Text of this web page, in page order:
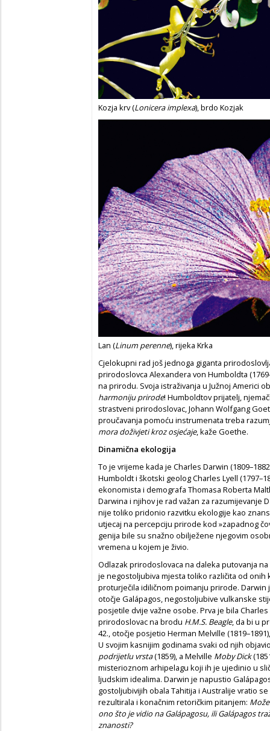
Kozja krv (Lonicera implexa), brdo Kozjak
Lan (Linum perenne), rijeka Krka
Cjelokupni rad još jednoga giganta
prirodoslovca Alexandera von Humboldta
na prirodu. Svoja istraživanja u Južnoj Americi
harmoniju prirode! Humboldtov prijatelj,
strastveni prirodoslovac, Johann Wolfgang
proučavanja pomoću instrumenata treba
mora doživjeti kroz osjećaje, kaže Goethe.
Dinamična ekologija
To je vrijeme kada je Charles Darwin
Humboldt i škotski geolog Charles Lyell
ekonomista i demografa Thomasa Roberta
Darwina i njihov je rad važan za razumijevanje
nije toliko pridonio razvitku ekologije kao
utjecaj na percepciju prirode kod »zapadnog
genija bile su snažno obilježene njegovim
vremena u kojem je živio.
Odlazak prirodoslovaca na daleka putovanja
je negostoljubiva mjesta toliko različita od onih
proturječila idiličnom poimanju prirode.
otočje Galápagos, negostoljubive vulkanske
posjetile dvije važne osobe. Prva je bila
prirodoslovac na brodu H.M.S. Beagle, da bi u
42., otočje posjetio Herman Melville
U svojim kasnijim godinama svaki od njih
podrijetlu vrsta(1859), a Melville Moby Dick
misterioznom arhipelagu koji ih je ujedinio u
ljudskim idealima. Darwin je napustio
gostoljubivijih obala Tahitija i Australije vratio
rezultirala i konačnim retoričkim pitanjem:
ono što je vidio na Galápagosu, ili Galápagos
znanosti?